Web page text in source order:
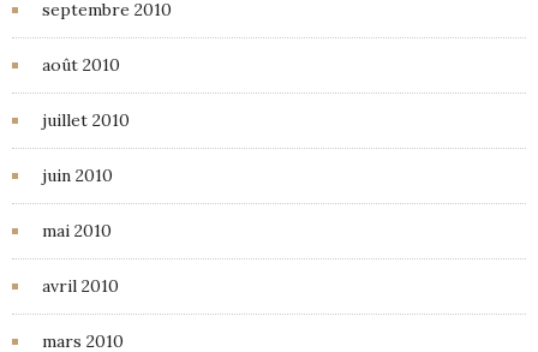
septembre 2010
août 2010
juillet 2010
juin 2010
mai 2010
avril 2010
mars 2010